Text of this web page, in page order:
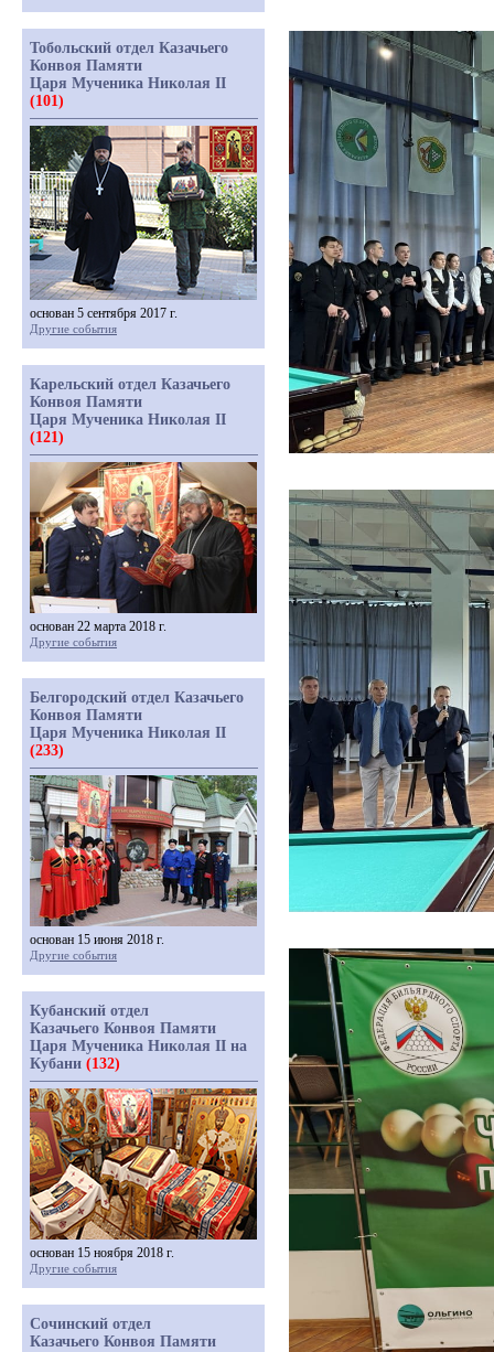
Тобольский отдел Казачьего
Конвоя Памяти
Царя Мученика Николая II
(101)
основан 5 сентября 2017 г.
Другие события
Карельский отдел Казачьего
Конвоя Памяти
Царя Мученика Николая II
(121)
основан 22 марта 2018 г.
Другие события
Белгородский отдел Казачьего
Конвоя Памяти
Царя Мученика Николая II
(233)
основан 15 июня 2018 г.
Другие события
Кубанский отдел
Казачьего Конвоя Памяти
Царя Мученика Николая II на
Кубани (132)
основан 15 ноября 2018 г.
Другие события
Сочинский отдел
Казачьего Конвоя Памяти